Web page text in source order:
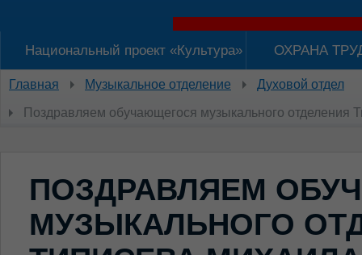
Национальный проект «Культура» ОХРАНА
Главная Музыкальное отделение Духовой отдел
Поздравляем обучающегося музыкального отделения
ПОЗДРАВЛЯЕМ
МУЗЫКАЛЬНОГО